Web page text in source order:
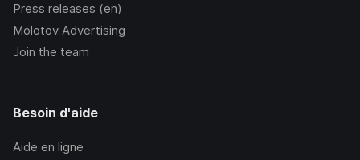
Press releases (en)
Molotov Advertising
Join the team
Besoin d'aide
Aide en ligne